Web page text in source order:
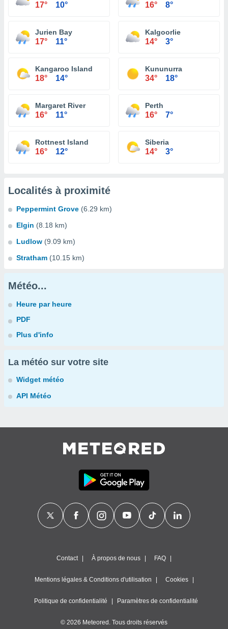
17° 10° 16° 8°
Jurien Bay
17° 11°
Kalgoorlie
14° 3°
Kangaroo Island
18° 14°
Kununurra
34° 18°
Margaret River
16° 11°
Perth
16° 7°
Rottnest Island
16° 12°
Siberia
14° 3°
Localités à proximité
Peppermint Grove (6.29 km)
Elgin (8.18 km)
Ludlow (9.09 km)
Stratham (10.15 km)
Météo...
Heure par heure
PDF
Plus d'info
La météo sur votre site
Widget météo
API Météo
Contact À propos de nous FAQ
Mentions légales & Conditions d'utilisation Cookies
Politique de confidentialité Paramètres de confidentialité
© 2026 Meteored. Tous droits réservés